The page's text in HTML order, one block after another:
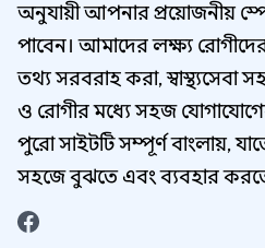
অনুযায়ী আপনার প্রয়োজনীয়
পাবেন। আমাদের লক্ষ্য
তথ্য সরবরাহ করা, স্বাস্থ্যসেবা
ও রোগীর মধ্যে সহজ
পুরো সাইটটি সম্পূর্ণ বাংলায়,
সহজে বুঝতে এবং ব্যবহার